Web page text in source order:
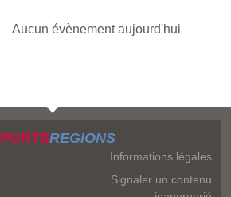
Aucun évènement aujourd'hui
REGIONS
Informations légales
Signaler un contenu